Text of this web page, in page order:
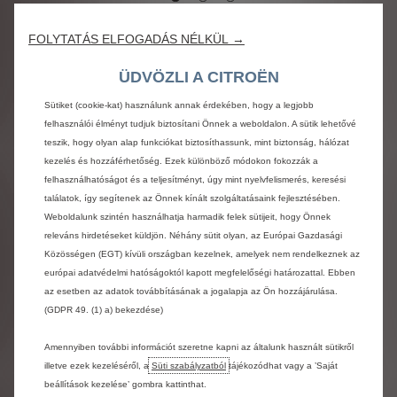
Válassza ki az önnek
megfelelő Citroënt
Előző
Válassza ki az igényeinek megfelelő Citroên
modellt.
Tovább
FOLYTATÁS ELFOGADÁS NÉLKÜL →
ÜDVÖZLI A CITROËN
Sütiket (cookie-kat) használunk annak érdekében, hogy a legjobb
felhasználói élményt tudjuk biztosítani Önnek a weboldalon. A sütik lehetővé
teszik, hogy olyan alap funkciókat biztosíthassunk, mint biztonság, hálózat
kezelés és hozzáférhetőség. Ezek különböző módokon fokozzák a
felhasználhatóságot és a teljesítményt, úgy mint nyelvfelismerés, keresési
találatok, így segítenek az Önnek kínált szolgáltatásaink fejlesztésében.
Weboldalunk szintén használhatja harmadik felek sütijeit, hogy Önnek
releváns hirdetéseket küldjön. Néhány sütit olyan, az Európai Gazdasági
Közösségen (EGT) kívüli országban kezelnek, amelyek nem rendelkeznek az
európai adatvédelmi hatóságoktól kapott megfelelőségi határozattal. Ebben
az esetben az adatok továbbításának a jogalapja az Ön hozzájárulása.
(GDPR 49. (1) a) bekezdése)
Amennyiben további információt szeretne kapni az általunk használt sütikről
illetve ezek kezeléséről, a Süti szabályzatból tájékozódhat vagy a ’Saját
beállítások kezelése’ gombra kattinthat.